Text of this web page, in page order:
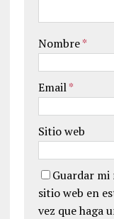
Nombre*
Email*
Sitio web
Guardar
sitio web en
vez que haga